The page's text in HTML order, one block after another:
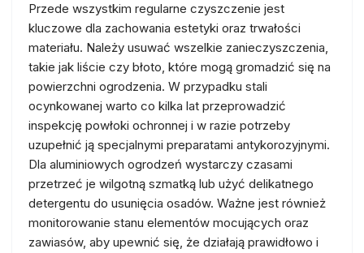
Przede wszystkim regularne czyszczenie jest
kluczowe dla zachowania estetyki oraz trwałości
materiału. Należy usuwać wszelkie zanieczyszczenia,
takie jak liście czy błoto, które mogą gromadzić się na
powierzchni ogrodzenia. W przypadku stali
ocynkowanej warto co kilka lat przeprowadzić
inspekcję powłoki ochronnej i w razie potrzeby
uzupełnić ją specjalnymi preparatami antykorozyjnymi.
Dla aluminiowych ogrodzeń wystarczy czasami
przetrzeć je wilgotną szmatką lub użyć delikatnego
detergentu do usunięcia osadów. Ważne jest również
monitorowanie stanu elementów mocujących oraz
zawiasów, aby upewnić się, że działają prawidłowo i